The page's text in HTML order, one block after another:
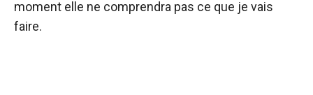
moment elle ne comprendra pas ce que je vais
faire.